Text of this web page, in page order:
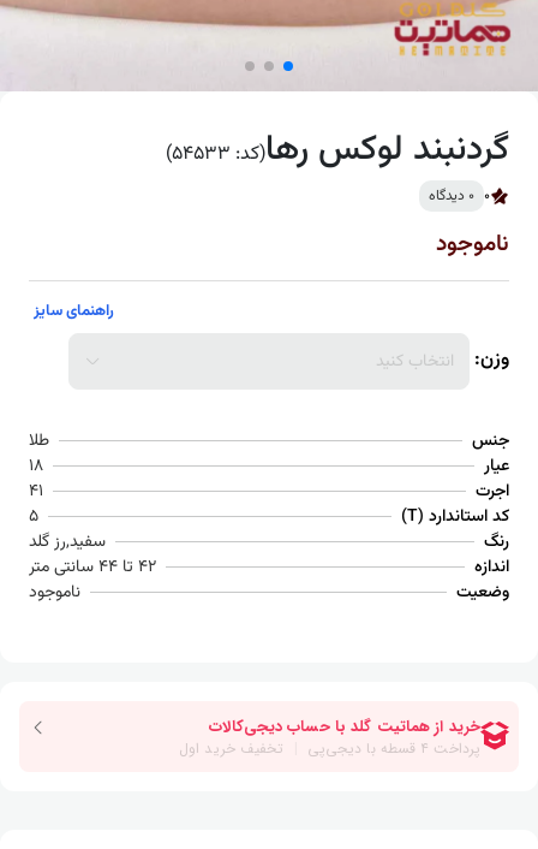
گردنبند لوکس رها(کد: 54533)
0 0 دیدگاه
ناموجود
راهنمای سایز
وزن: انتخاب کنید
جنس
طلا
عیار
18
اجرت
41
کد استاندارد (T)
5
رنگ
سفید,رز گلد
اندازه
42 تا 44 سانتی متر
وضعیت
ناموجود